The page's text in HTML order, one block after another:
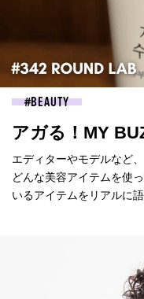
BEAUTY
アガる！MY
エディターやモデルなど
どんな美容アイテムを使
いるアイテムをリアルに